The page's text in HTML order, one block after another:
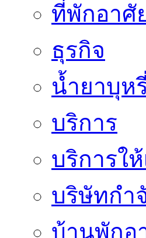
ที่พักอาศั
ธุรกิจ
น้ำยาบุห
บริการ
บริการให้
บริษัทกำ
บ้านพักอ